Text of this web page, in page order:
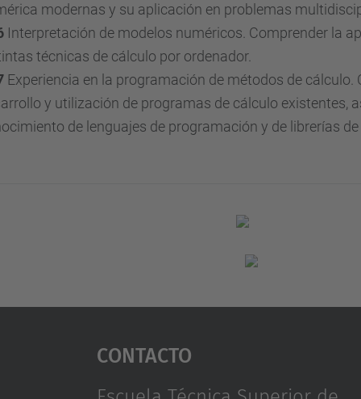
modernas y su aplicación en problemas
Interpretación de modelos numéricos. Comprender la
técnicas de cálculo por ordenador.
Experiencia en la programación de métodos de
y utilización de programas de cálculo existentes,
de lenguajes de programación y de librerías
Contacto